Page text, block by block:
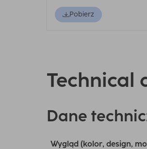
Pobierz
Technical
Dane
Wygląd (kolor, design,